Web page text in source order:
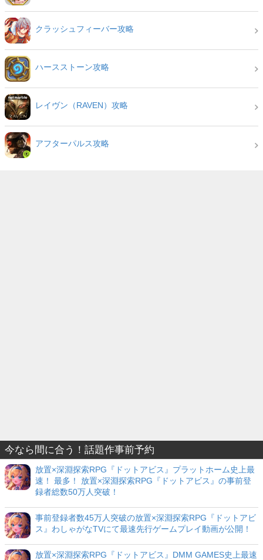
クラッシュフィーバー攻略
ハースストーン攻略
レイヴン（RAVEN）攻略
アフターパルス攻略
今なら間に合う！話題作事前予約
放置×深淵探索RPG『ドットアビス』プラットホーム史上最
速！ 最多！ 放置×深淵探索RPG『ドットアビス』の事前登
録者総数50万人突破！
事前登録者数45万人突破の放置×深淵探索RPG『ドットアビ
ス』わしゃがなTVにて最速先行ゲームプレイ動画が公開！
放置×深淵探索RPG『ドットアビス』DMM GAMES史上最速